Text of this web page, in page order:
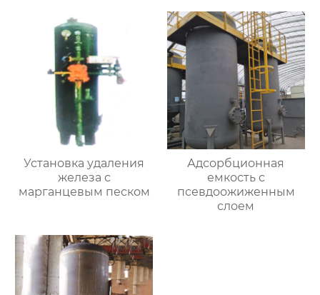
Установка удаления
железа с
марганцевым песком
Адсорбционная
емкость с
псевдоожиженным
слоем